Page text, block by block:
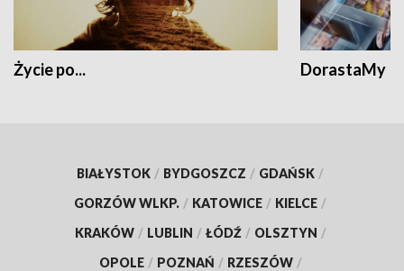
Życie po... DorastaMy
BIAŁYSTOK / BYDGOSZCZ / GDAŃSK /
GORZÓW WLKP. / KATOWICE / KIELCE /
KRAKÓW / LUBLIN / ŁÓDŹ / OLSZTYN /
OPOLE / POZNAŃ / RZESZÓW /